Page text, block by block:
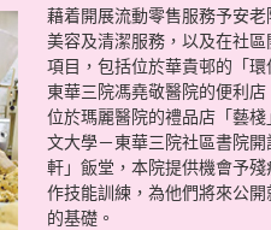
藉着開展流動零售服務予安
美容及清潔服務，以及在社
項目，包括位於華貴邨的「
東華三院馮堯敬醫院的便利店
位於瑪麗醫院的禮品店「藝
文大學－東華三院社區書院
軒」飯堂，本院提供機會予
作技能訓練，為他們將來公
的基礎。